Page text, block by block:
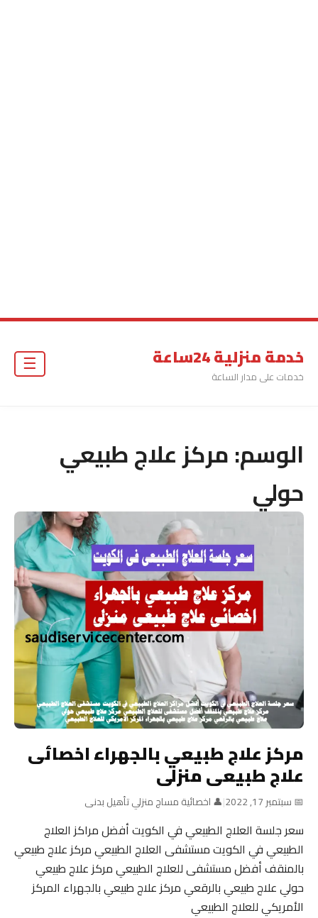
خدمة منزلية 24ساعة
خدمات على مدار الساعة
☰
الوسم:مركز علاج طبيعي
حولي
مركز علاج طبيعي بالجهراء اخصائى
علاج طبيعى منزلى
📅 سبتمبر 17, 2022 |👤 اخصائية مساج منزلي تأهيل بدنى
سعر جلسة العلاج الطبيعي في الكويت أفضل مراكز العلاج
الطبيعي في الكويت مستشفى العلاج الطبيعي مركز علاج طبيعي
بالمنقف أفضل مستشفى للعلاج الطبيعي مركز علاج طبيعي
حولي علاج طبيعي بالرقعي مركز علاج طبيعي بالجهراء المركز
الأمريكي للعلاج الطبيعي